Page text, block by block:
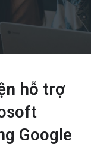
hỗ trợ
Google